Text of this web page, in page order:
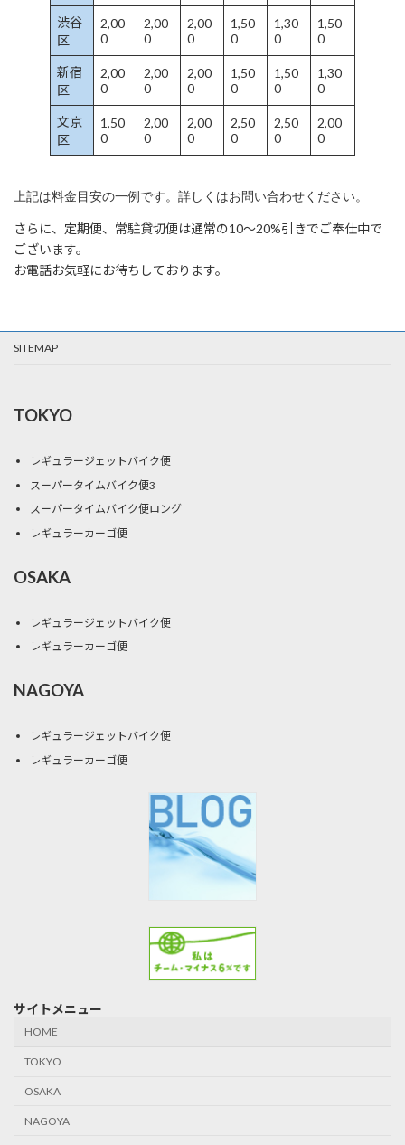
渋谷
区
2,00
0
2,00
0
2,00
0
1,50
0
1,30
0
1,50
0
新宿
区
2,00
0
2,00
0
2,00
0
1,50
0
1,50
0
1,30
0
文京
区
1,50
0
2,00
0
2,00
0
2,50
0
2,50
0
2,00
0
上記は料金目安の一例です。詳しくはお問い合わせください。
さらに、定期便、常駐貸切便は通常の10～20%引きでご奉仕中で
ございます。
お電話お気軽にお待ちしております。
SITEMAP
TOKYO
レギュラージェットバイク便
スーパータイムバイク便3
スーパータイムバイク便ロング
レギュラーカーゴ便
OSAKA
レギュラージェットバイク便
レギュラーカーゴ便
NAGOYA
レギュラージェットバイク便
レギュラーカーゴ便
サイトメニュー
HOME
TOKYO
OSAKA
NAGOYA